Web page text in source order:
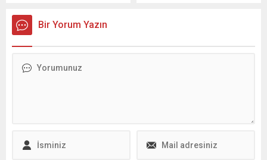
Eğitim-Öğretim döneminde
yürüttükleri uluslararası
“Mindful Explorers
hem akademik hem de
üretimden...
Bir Yorum Yazın